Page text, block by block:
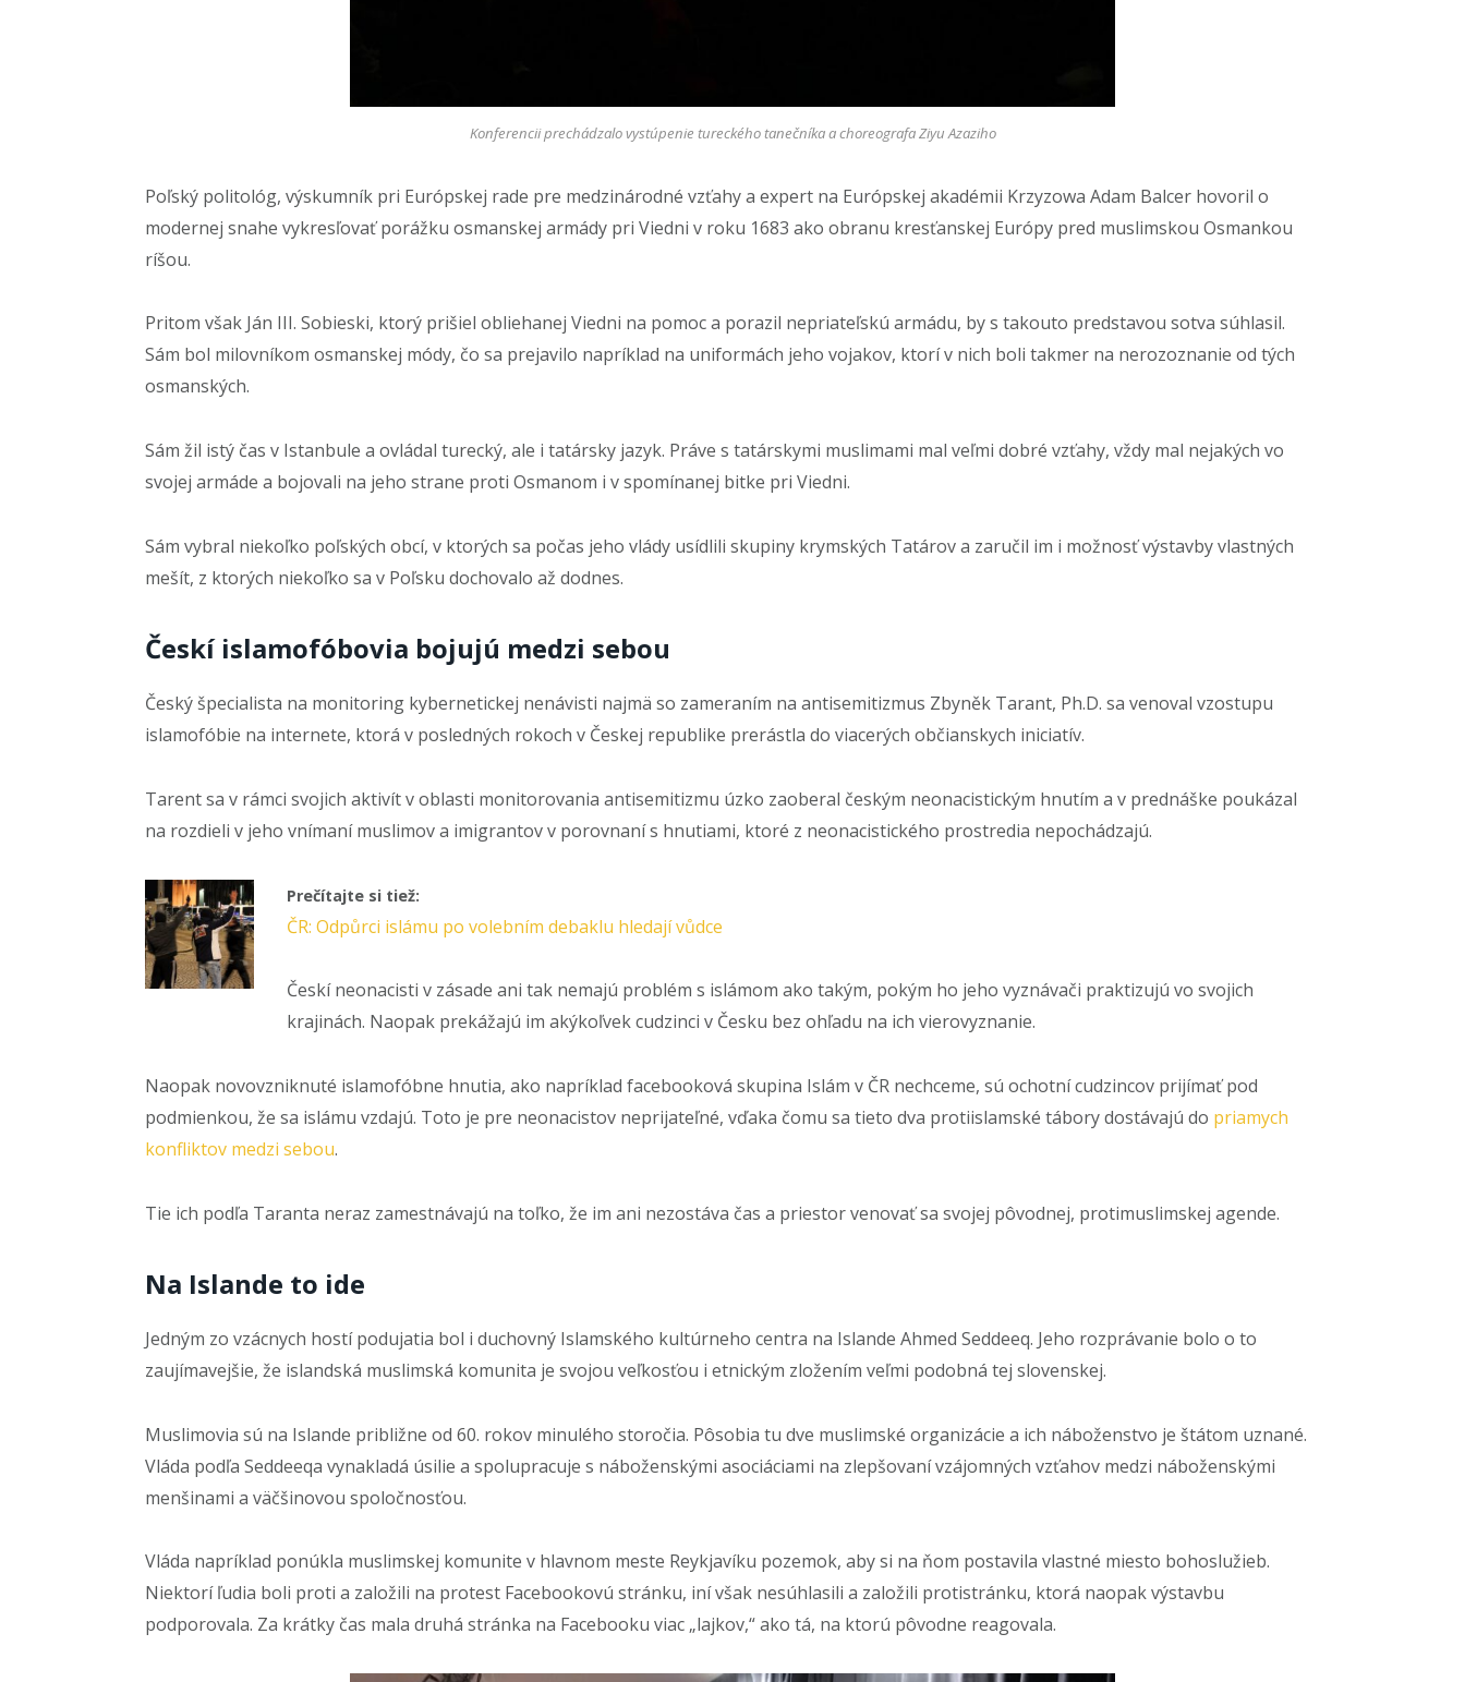
Konferencii prechádzalo vystúpenie tureckého tanečníka a choreografa Ziyu Azaziho
Poľský politológ, výskumník pri Európskej rade pre medzinárodné vzťahy a expert na Európskej akadémii Krzyzowa Adam Balcer hovoril o
modernej snahe vykresľovať porážku osmanskej armády pri Viedni v roku 1683 ako obranu kresťanskej Európy pred muslimskou Osmankou
ríšou.
Pritom však Ján III. Sobieski, ktorý prišiel obliehanej Viedni na pomoc a porazil nepriateľskú armádu, by s takouto predstavou sotva súhlasil.
Sám bol milovníkom osmanskej módy, čo sa prejavilo napríklad na uniformách jeho vojakov, ktorí v nich boli takmer na nerozoznanie od tých
osmanských.
Sám žil istý čas v Istanbule a ovládal turecký, ale i tatársky jazyk. Práve s tatárskymi muslimami mal veľmi dobré vzťahy, vždy mal nejakých vo
svojej armáde a bojovali na jeho strane proti Osmanom i v spomínanej bitke pri Viedni.
Sám vybral niekoľko poľských obcí, v ktorých sa počas jeho vlády usídlili skupiny krymských Tatárov a zaručil im i možnosť výstavby vlastných
mešít, z ktorých niekoľko sa v Poľsku dochovalo až dodnes.
Českí islamofóbovia bojujú medzi sebou
Český špecialista na monitoring kybernetickej nenávisti najmä so zameraním na antisemitizmus Zbyněk Tarant, Ph.D. sa venoval vzostupu
islamofóbie na internete, ktorá v posledných rokoch v Českej republike prerástla do viacerých občianskych iniciatív.
Tarent sa v rámci svojich aktivít v oblasti monitorovania antisemitizmu úzko zaoberal českým neonacistickým hnutím a v prednáške poukázal
na rozdieli v jeho vnímaní muslimov a imigrantov v porovnaní s hnutiami, ktoré z neonacistického prostredia nepochádzajú.
Prečítajte si tiež:
ČR: Odpůrci islámu po volebním debaklu hledají vůdce
Českí neonacisti v zásade ani tak nemajú problém s islámom ako takým, pokým ho jeho vyznávači praktizujú vo svojich
krajinách. Naopak prekážajú im akýkoľvek cudzinci v Česku bez ohľadu na ich vierovyznanie.
Naopak novovzniknuté islamofóbne hnutia, ako napríklad facebooková skupina Islám v ČR nechceme, sú ochotní cudzincov prijímať pod
podmienkou, že sa islámu vzdajú. Toto je pre neonacistov neprijateľné, vďaka čomu sa tieto dva protiislamské tábory dostávajú do priamych
konfliktov medzi sebou.
Tie ich podľa Taranta neraz zamestnávajú na toľko, že im ani nezostáva čas a priestor venovať sa svojej pôvodnej, protimuslimskej agende.
Na Islande to ide
Jedným zo vzácnych hostí podujatia bol i duchovný Islamského kultúrneho centra na Islande Ahmed Seddeeq. Jeho rozprávanie bolo o to
zaujímavejšie, že islandská muslimská komunita je svojou veľkosťou i etnickým zložením veľmi podobná tej slovenskej.
Muslimovia sú na Islande približne od 60. rokov minulého storočia. Pôsobia tu dve muslimské organizácie a ich náboženstvo je štátom uznané.
Vláda podľa Seddeeqa vynakladá úsilie a spolupracuje s náboženskými asociáciami na zlepšovaní vzájomných vzťahov medzi náboženskými
menšinami a väčšinovou spoločnosťou.
Vláda napríklad ponúkla muslimskej komunite v hlavnom meste Reykjavíku pozemok, aby si na ňom postavila vlastné miesto bohoslužieb.
Niektorí ľudia boli proti a založili na protest Facebookovú stránku, iní však nesúhlasili a založili protistránku, ktorá naopak výstavbu
podporovala. Za krátky čas mala druhá stránka na Facebooku viac „lajkov,“ ako tá, na ktorú pôvodne reagovala.